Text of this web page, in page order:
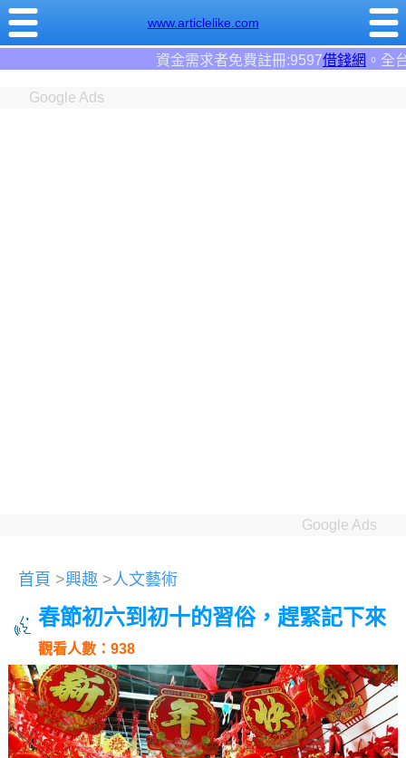
www.articlelike.com
借錢網。全台前三大借錢網站！
Google Ads
Google Ads
首頁 >興趣 >人文藝術
春節初六到初十的習俗，趕緊記下來
觀看人數：938